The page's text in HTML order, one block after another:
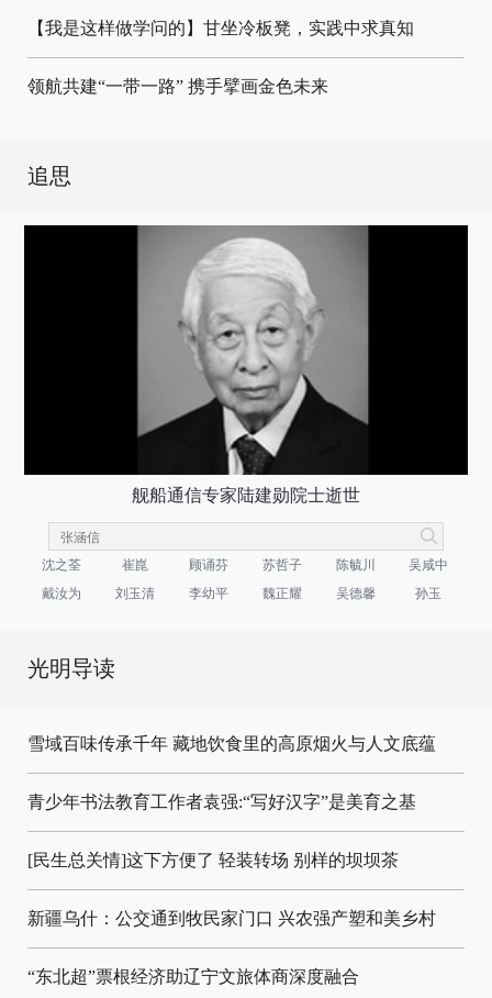
【我是这样做学问的】甘坐冷板凳，实践中求真知
领航共建“一带一路” 携手擘画金色未来
追思
舰船通信专家陆建勋院士逝世
沈之荃 崔崑 顾诵芬 苏哲子 陈毓川
吴咸中
戴汝为
刘玉清 李幼平 魏正耀 吴德馨 孙玉
光明导读
雪域百味传承千年 藏地饮食里的高原烟火与人文底蕴
青少年书法教育工作者袁强:“写好汉字”是美育之基
[民生总关情]这下方便了 轻装转场 别样的坝坝茶
新疆乌什：公交通到牧民家门口 兴农强产塑和美乡村
“东北超”票根经济助辽宁文旅体商深度融合